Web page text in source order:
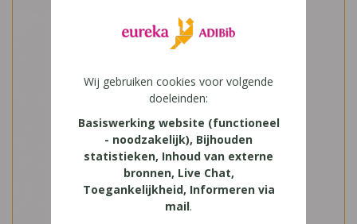
Wij gebruiken cookies voor volgende
doeleinden:
Basiswerking website (functioneel
- noodzakelijk), Bijhouden
statistieken, Inhoud van externe
bronnen, Live Chat,
Toegankelijkheid, Informeren via
mail.